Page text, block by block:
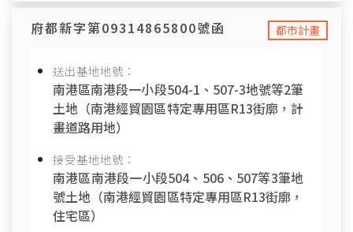
都市計畫
府都新字第09314865800號函
送出基地地號：
南港區南港段一小段504-1、507-3地號等2筆
土地（南港經貿園區特定專用區R13街廓，計
畫道路用地）
接受基地地號：
南港區南港段一小段504、506、507等3筆地
號土地（南港經貿園區特定專用區R13街廓，
住宅區）